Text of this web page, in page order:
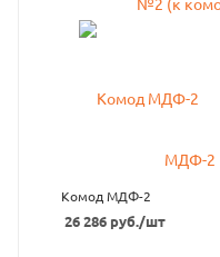
Комод МДФ-2
26 286руб./шт